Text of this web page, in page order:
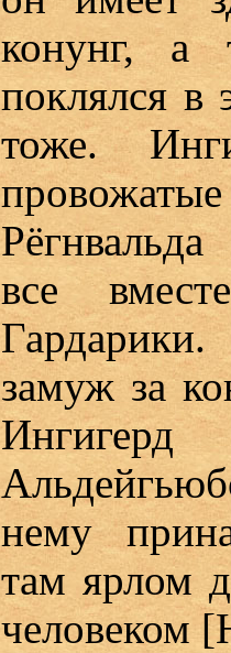
конунг, а
поклялся в
тоже.
все
замуж за
Ингигерд
нему
там ярлом
человеком